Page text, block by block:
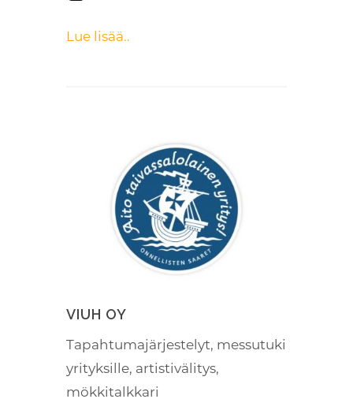
Lue lisää..
VIUH OY
Tapahtumajärjestelyt, messutuki
yrityksille, artistivälitys,
mökkitalkkari